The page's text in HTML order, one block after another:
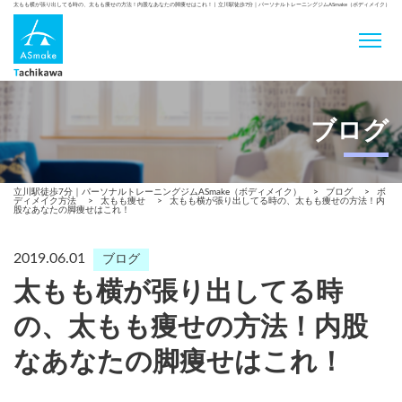
太もも横が張り出してる時の、太もも痩せの方法！内股なあなたの脚痩せはこれ！ | 立川駅徒歩7分｜パーソナルトレーニングジムASmake（ボディメイク）
ブログ
立川駅徒歩7分｜パーソナルトレーニングジムASmake（ボディメイク） > ブログ >
ボ
ディメイク方法
> 太もも痩せ >
太もも横が張り出してる時の、太もも痩せの方法！内
股なあなたの脚痩せはこれ！
2019.06.01 ブログ
太もも横が張り出してる時
の、太もも痩せの方法！内股
なあなたの脚痩せはこれ！